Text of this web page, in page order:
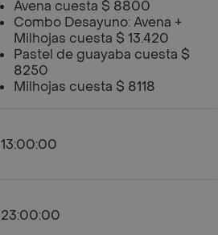
Avena cuesta $ 8800
Combo Desayuno: Avena +
Milhojas cuesta $ 13.420
Pastel de guayaba cuesta $
8250
Milhojas cuesta $ 8118
13:00:00
23:00:00